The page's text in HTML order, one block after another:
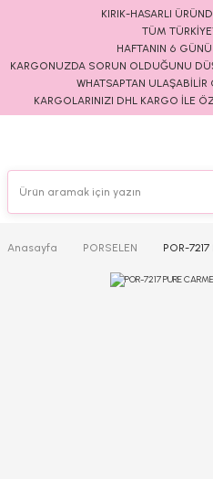
KIRIK-HASARLI
TÜM
HAFTANIN 6
KARGONUZDA SORUN OLDUĞUNU
WHATSAPTAN ULAŞABİLİR
KARGOLARINIZI DHL KARGO İLE
Anasayfa PORSELEN POR-